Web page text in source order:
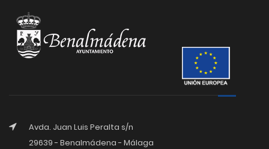
Avda. Juan Luis Peralta s/n
29639 - Benalmádena - Málaga